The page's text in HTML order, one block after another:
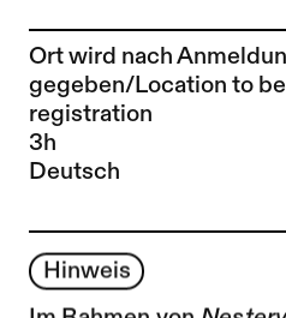
Ort wird nach
gegeben/Location to
registration
3h
Deutsch
Hinweis